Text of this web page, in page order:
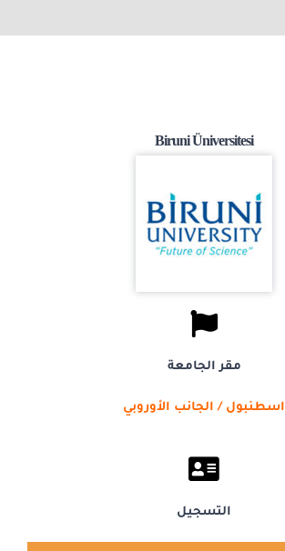
Biruni Üniversitesi
مقر الجامعة
اسطنبول / الجانب الأوروبي
التسجيل